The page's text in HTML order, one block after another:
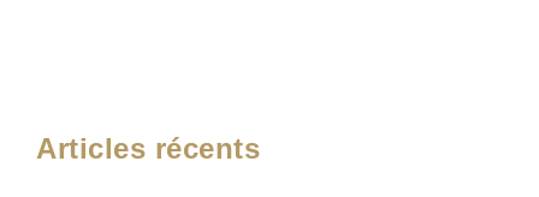
Articles récents